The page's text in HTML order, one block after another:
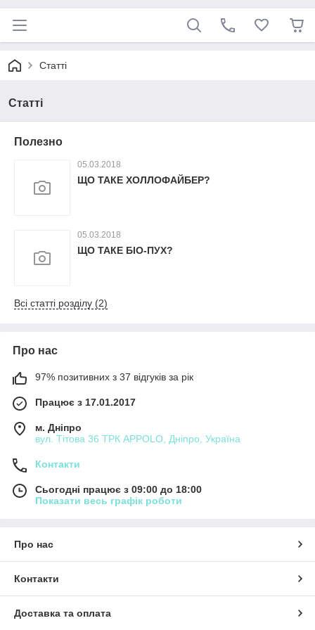
Статті
Статті
Полезно
05.03.2018
ЩО ТАКЕ ХОЛЛОФАЙБЕР?
05.03.2018
ЩО ТАКЕ БІО-ПУХ?
Всі статті розділу (2)
Про нас
97% позитивних з 37 відгуків за рік
Працює з 17.01.2017
м. Дніпро
вул. Тітова 36 ТРК APPOLO, Дніпро, Україна
Контакти
Сьогодні працює з 09:00 до 18:00
Показати весь графік роботи
Про нас
Контакти
Доставка та оплата